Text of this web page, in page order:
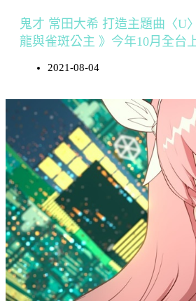
鬼才 常田大希 打造主題曲〈
龍與雀斑公主 》今年10月全台
2021-08-04